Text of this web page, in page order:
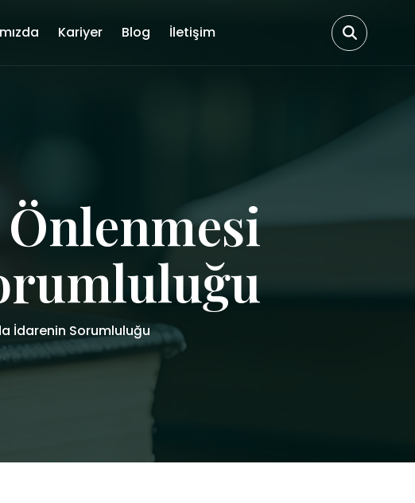
Kariyer Blog İletişim
Önlenmesi
İdarenin Sorumluluğu